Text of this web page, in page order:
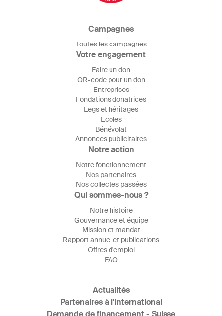
Campagnes
Toutes les campagnes
Votre engagement
Faire un don
QR-code pour un don
Entreprises
Fondations donatrices
Legs et héritages
Ecoles
Bénévolat
Annonces publicitaires
Notre action
Notre fonctionnement
Nos partenaires
Nos collectes passées
Qui sommes-nous ?
Notre histoire
Gouvernance et équipe
Mission et mandat
Rapport annuel et publications
Offres d'emploi
FAQ
Actualités
Partenaires à l'international
Demande de financement - Suisse